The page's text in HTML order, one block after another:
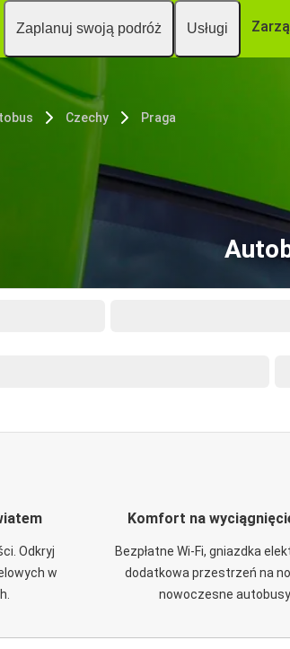
Zaplanuj swoją podróż Usługi
Czechy Praga
Odkryj
w
Komfort na
Bezpłatne Wi-Fi, gniazdka
dodatkowa przestrzeń na
nowoczesne autobusy.